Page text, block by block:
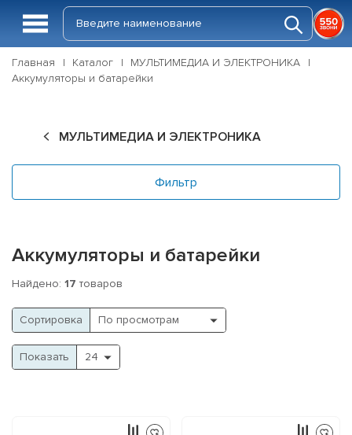
Главная Каталог
МУЛЬТИМЕДИА И ЭЛЕКТРОНИКА
Аккумуляторы и батарейки
МУЛЬТИМЕДИА И ЭЛЕКТРОНИКА
Фильтр
Аккумуляторы и батарейки
Найдено: 17 товаров
Cортировка
Показать